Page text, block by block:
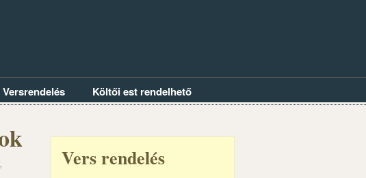
Versrendelés Költői est rendelhető
,
Vers rendelés